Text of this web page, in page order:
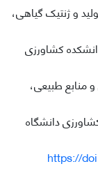
و ژنتیک گیاهی،
کشاورزی
منابع طبیعی،
دانشگاه
https://